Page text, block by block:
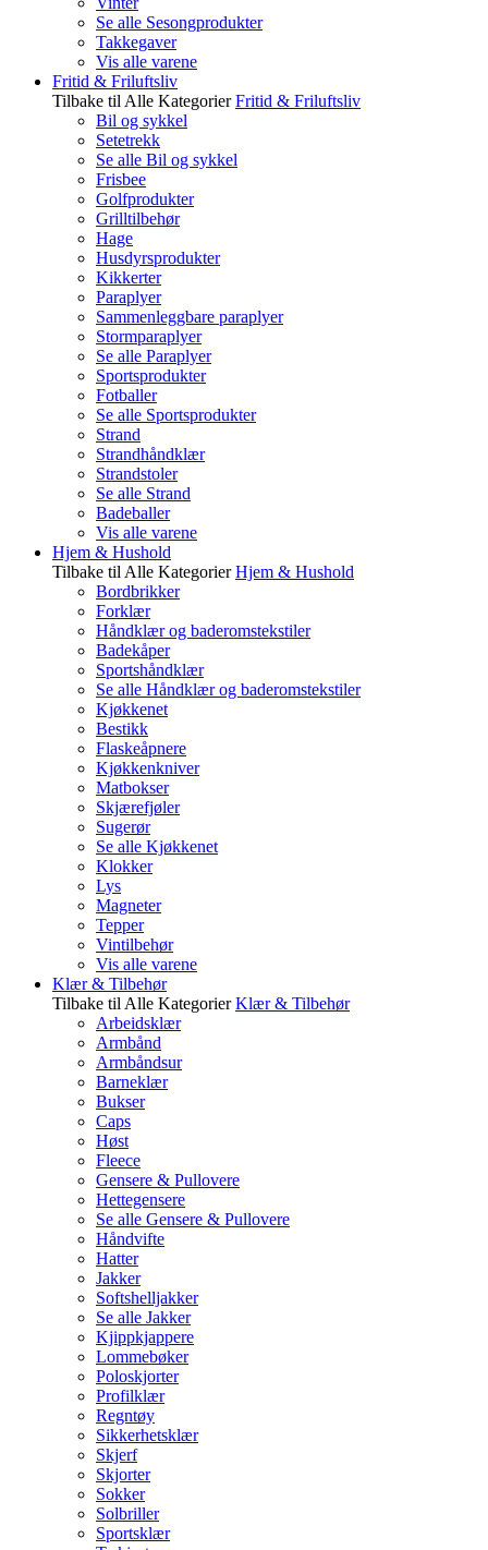
Se alle Sesongprodukter
Takkegaver
Vis alle varene
Fritid & Friluftsliv
Tilbake til Alle Kategorier Fritid & Friluftsliv
Bil og sykkel
Setetrekk
Se alle Bil og sykkel
Frisbee
Golfprodukter
Grilltilbehør
Hage
Husdyrsprodukter
Kikkerter
Paraplyer
Sammenleggbare paraplyer
Stormparaplyer
Se alle Paraplyer
Sportsprodukter
Fotballer
Se alle Sportsprodukter
Strand
Strandhåndklær
Strandstoler
Se alle Strand
Badeballer
Vis alle varene
Hjem & Hushold
Tilbake til Alle Kategorier Hjem & Hushold
Bordbrikker
Forklær
Håndklær og baderomstekstiler
Badekåper
Sportshåndklær
Se alle Håndklær og baderomstekstiler
Kjøkkenet
Bestikk
Flaskeåpnere
Kjøkkenkniver
Matbokser
Skjærefjøler
Sugerør
Se alle Kjøkkenet
Klokker
Lys
Magneter
Tepper
Vintilbehør
Vis alle varene
Klær & Tilbehør
Tilbake til Alle Kategorier Klær & Tilbehør
Arbeidsklær
Armbånd
Armbåndsur
Barneklær
Bukser
Caps
Høst
Fleece
Gensere & Pullovere
Hettegensere
Se alle Gensere & Pullovere
Håndvifte
Hatter
Jakker
Softshelljakker
Se alle Jakker
Kjippkjappere
Lommebøker
Poloskjorter
Profilklær
Regntøy
Sikkerhetsklær
Skjerf
Skjorter
Sokker
Solbriller
Sportsklær